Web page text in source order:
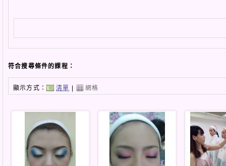
符合搜尋條件的課程：
顯示方式： 清單 | 網格